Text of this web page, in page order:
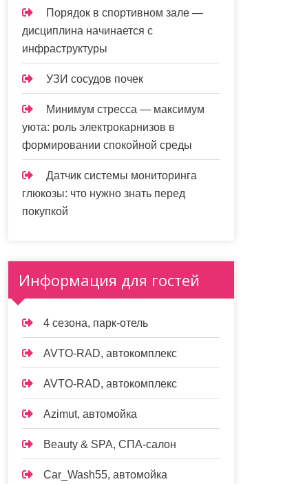
Порядок в спортивном зале —
дисциплина начинается с
инфраструктуры
УЗИ сосудов почек
Минимум стресса — максимум
уюта: роль электрокарнизов в
формировании спокойной среды
Датчик системы мониторинга
глюкозы: что нужно знать перед
покупкой
Информация для гостей
4 сезона, парк-отель
AVTO-RAD, автокомплекс
AVTO-RAD, автокомплекс
Azimut, автомойка
Beauty & SPA, СПА-салон
Car_Wash55, автомойка